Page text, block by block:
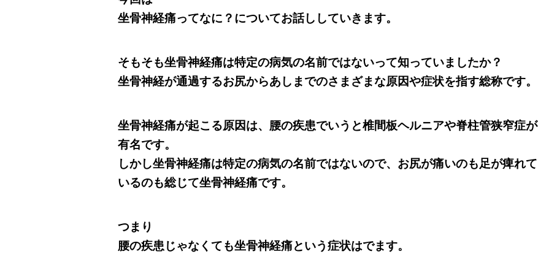
坐骨神経痛ってなに？についてお話ししていきます。
そもそも坐骨神経痛は特定の病気の名前ではないって知っていましたか？
坐骨神経が通過するお尻からあしまでのさまざまな原因や症状を指す総称です。
坐骨神経痛が起こる原因は、腰の疾患でいうと椎間板ヘルニアや脊柱管狭窄症が
有名です。
しかし坐骨神経痛は特定の病気の名前ではないので、お尻が痛いのも足が痺れて
いるのも総じて坐骨神経痛です。
つまり
腰の疾患じゃなくても坐骨神経痛という症状はでます。